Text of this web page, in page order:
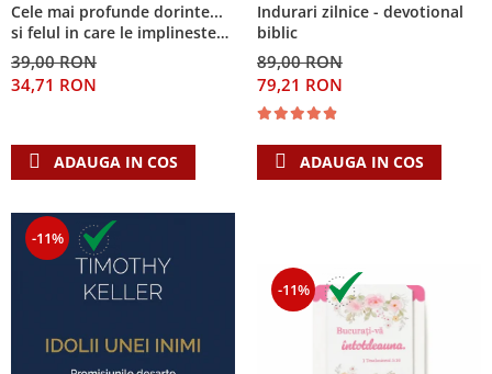
Cele mai profunde dorinte...
si felul in care le implineste
invatatura crestina
39,00 RON
34,71 RON
ADAUGA IN COS
Indurari zilnice - devotional
biblic
89,00 RON
79,21 RON
ADAUGA IN COS
-11%
-11%